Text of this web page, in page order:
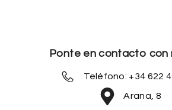
Ponte en contacto con
Teléfono: +34 622
Arana, 8